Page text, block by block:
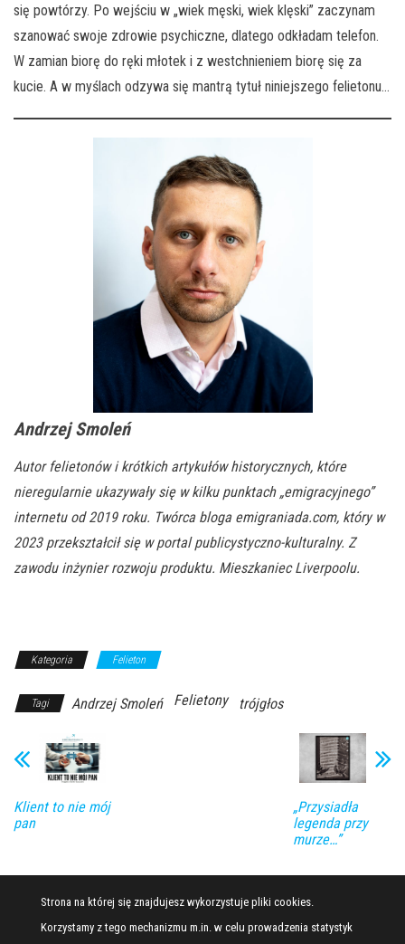
się powtórzy. Po wejściu w „wiek męski, wiek klęski” zaczynam
szanować swoje zdrowie psychiczne, dlatego odkładam telefon.
W zamian biorę do ręki młotek i z westchnieniem biorę się za
kucie. A w myślach odzywa się mantrą tytuł niniejszego felietonu…
Andrzej Smoleń
Autor felietonów i krótkich artykułów historycznych, które
nieregularnie ukazywały się w kilku punktach „emigracyjnego”
internetu od 2019 roku. Twórca bloga emigraniada.com, który w
2023 przekształcił się w portal publicystyczno-kulturalny. Z
zawodu inżynier rozwoju produktu. Mieszkaniec Liverpoolu.
Kategoria Felieton
Tagi Andrzej Smoleń Felietony trójgłos
Klient to nie mój
pan
„Przysiadła
legenda przy
murze…”
Strona na której się znajdujesz wykorzystuje pliki cookies.
Korzystamy z tego mechanizmu m.in. w celu prowadzenia statystyk